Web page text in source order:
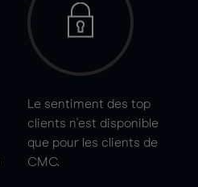
Le sentiment des top
clients n'est disponible
que pour les clients de
CMC.